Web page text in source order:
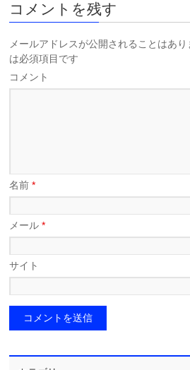
コメントを残す
メールアドレスが公開されることはあり
は必須項目です
コメント
名前*
メール*
サイト